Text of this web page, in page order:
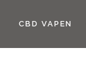
CBD VAPEN